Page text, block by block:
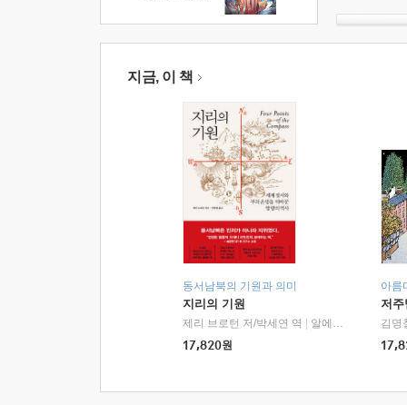
지금, 이 책
동서남북의 기원과 의미
지리의 기원
제리 브로턴 저/박세연 역
알에이치코리아(RHK)
17,820원
아름
저
김명